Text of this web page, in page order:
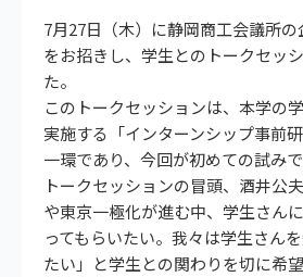
7月27日（木）に静岡商工会議所
をお招きし、学生とのトークセッ
た。
このトークセッションは、本学の
実施する「インターンシップ事前
一環であり、今回が初めての試みで
トークセッションの冒頭、酒井公
や東京一極化が進む中、学生さん
ってもらいたい。我々は学生さん
たい」と学生との関わりを切に希